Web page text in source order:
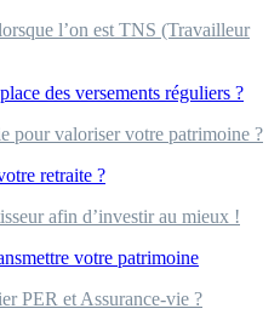
l’on est TNS (Travailleur
des versements réguliers ?
pour valoriser votre patrimoine ?
retraite ?
afin d’investir au mieux !
votre patrimoine
PER et Assurance-vie ?